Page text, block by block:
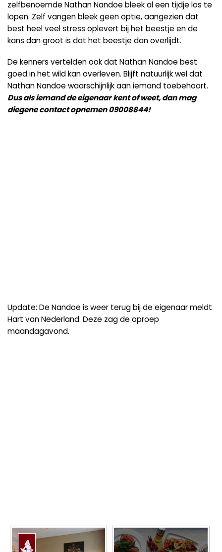
zelfbenoemde Nathan Nandoe bleek al een tijdje los te
lopen. Zelf vangen bleek geen optie, aangezien dat
best heel veel stress oplevert bij het beestje en de
kans dan groot is dat het beestje dan overlijdt.
De kenners vertelden ook dat Nathan Nandoe best
goed in het wild kan overleven. Blijft natuurlijk wel dat
Nathan Nandoe waarschijnlijk aan iemand toebehoort.
Dus als iemand de eigenaar kent of weet, dan mag
diegene contact opnemen 09008844!
Update: De Nandoe is weer terug bij de eigenaar meldt
Hart van Nederland. Deze zag de oproep
maandagavond.